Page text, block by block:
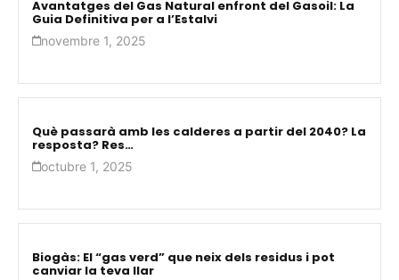
Avantatges del Gas Natural enfront del Gasoil: La
Guia Definitiva per a l’Estalvi
novembre 1, 2025
Què passarà amb les calderes a partir del 2040? La
resposta? Res…
octubre 1, 2025
Biogàs: El “gas verd” que neix dels residus i pot
canviar la teva llar